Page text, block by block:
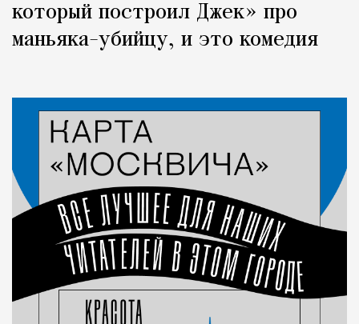
который построил Джек» про
маньяка-убийцу, и это комедия